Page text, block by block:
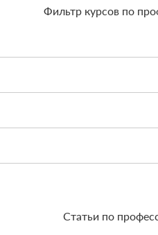
Фильтр курсов по
Статьи по